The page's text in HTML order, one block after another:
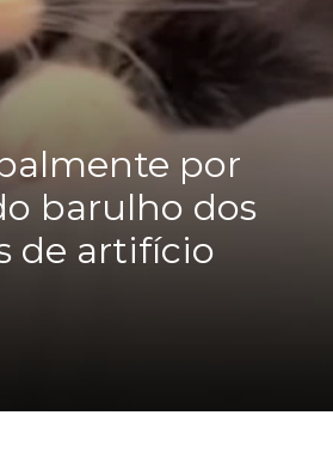
por
barulho dos
de artifício